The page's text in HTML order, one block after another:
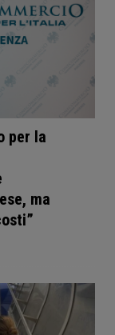
per la
ma